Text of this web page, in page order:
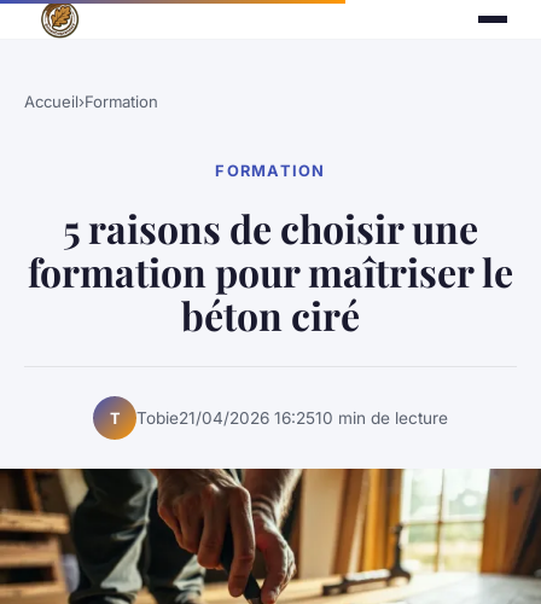
Accueil›Formation
FORMATION
5 raisons de choisir une
formation pour maîtriser le
béton ciré
T Tobie21/04/2026 16:2510 min de lecture